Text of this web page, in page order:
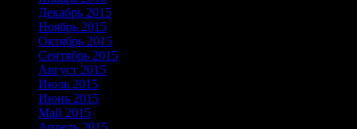
Декабрь 2015
Ноябрь 2015
Октябрь 2015
Сентябрь 2015
Август 2015
Июль 2015
Июнь 2015
Май 2015